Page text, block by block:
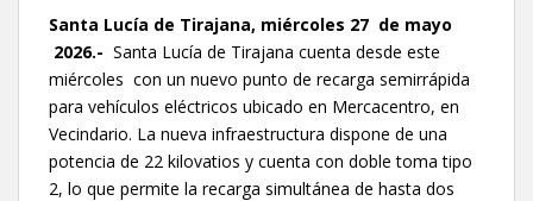
Santa Lucía de Tirajana, miércoles 27 de mayo
2026.- Santa Lucía de Tirajana cuenta desde este
miércoles con un nuevo punto de recarga semirrápida
para vehículos eléctricos ubicado en Mercacentro, en
Vecindario. La nueva infraestructura dispone de una
potencia de 22 kilovatios y cuenta con doble toma tipo
2, lo que permite la recarga simultánea de hasta dos